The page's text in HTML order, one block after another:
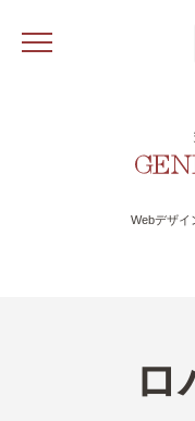
Webデザイ
ロ